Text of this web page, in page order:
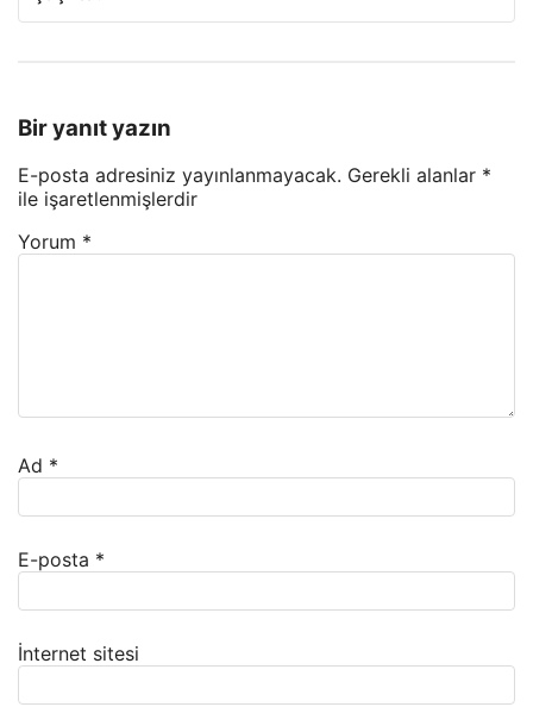
Bir yanıt yazın
E-posta adresiniz yayınlanmayacak. Gerekli alanlar *
ile işaretlenmişlerdir
Yorum *
Ad *
E-posta *
İnternet sitesi